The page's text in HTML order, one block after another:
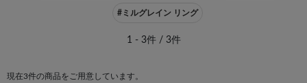
#ミルグレイン リング
1 - 3件 / 3件
現在3件の商品をご用意しています。